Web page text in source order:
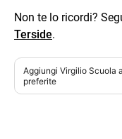
Non te lo ricordi?
Terside.
Aggiungi Virgilio Scuola
preferite